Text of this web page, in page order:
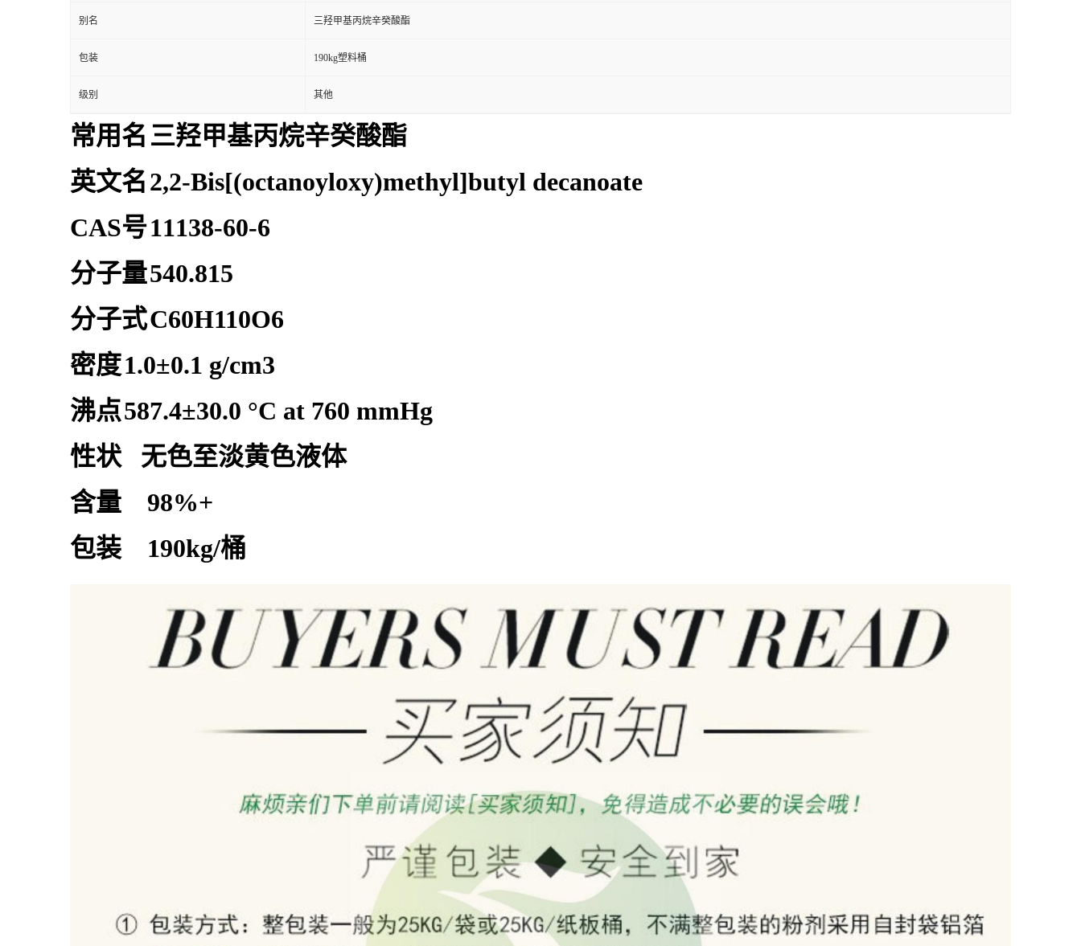
别名 三羟甲基丙烷辛癸酸酯
包装 190kg塑料桶
级别 其他
常用名 三羟甲基丙烷辛癸酸酯
英文名2,2-Bis[(octanoyloxy)methyl]butyl decanoate
CAS号11138-60-6
分子量540.815
分子式C60H110O6
密度1.0±0.1 g/cm3
沸点587.4±30.0 °C at 760 mmHg
性状 无色至淡黄色液体
含量 98%+
包装 190kg/桶